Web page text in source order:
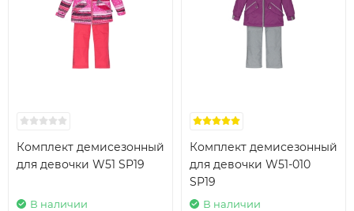
Комплект демисезонный
для девочки W51 SP19
В наличии
Комплект демисезонный
для девочки W51-010
SP19
В наличии